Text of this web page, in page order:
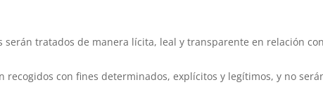
tratados de manera lícita, leal y transparente en relación
recogidos con fines determinados, explícitos y legítimos, y no